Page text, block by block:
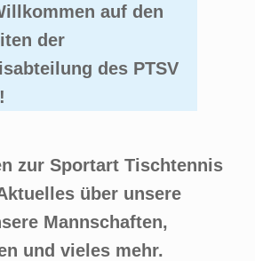
auf den
der
des PTSV
zur Sportart Tischtennis
über unsere
Mannschaften,
und vieles mehr.